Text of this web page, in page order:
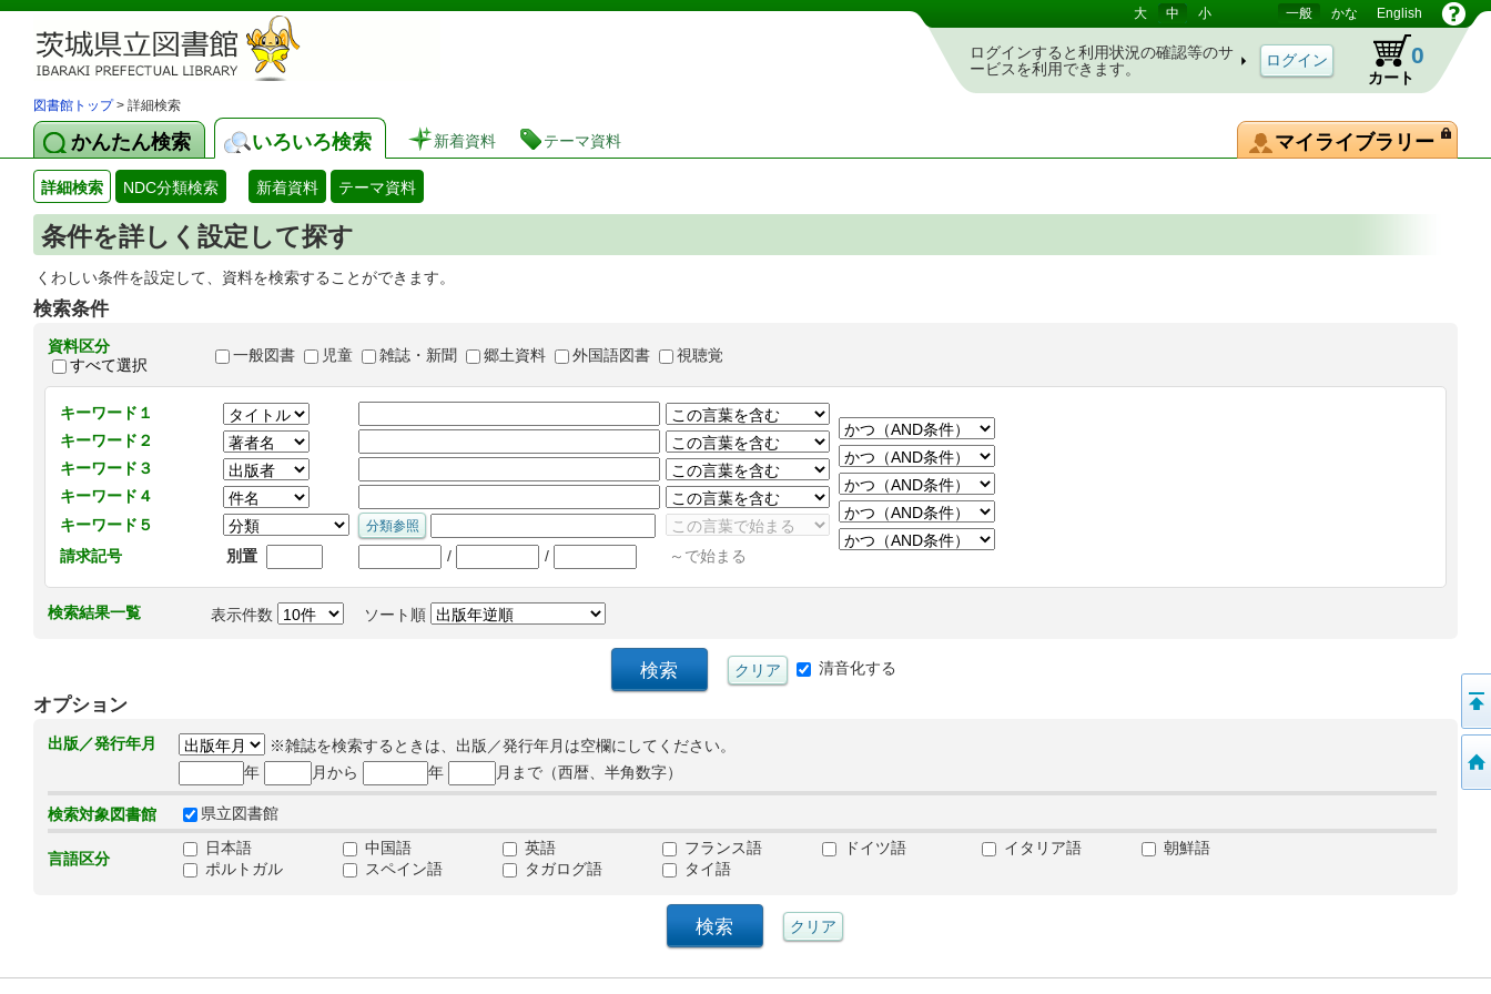
茨城県立図書館 蔵書検索・予約システム 大 中 小 一般 かな English
ログインすると利用状況の確認等のサ
ービスを利用できます。
カート
0
図書館トップ> 詳細検索
かんたん検索 いろいろ検索 新着資料 テーマ資料 マイライブラリー
詳細検索 NDC分類検索 新着資料 テーマ資料
条件を詳しく設定して探す
くわしい条件を設定して、資料を検索することができます。
検索条件
資料区分
すべて選択
一般図書 児童 雑誌・新聞 郷土資料 外国語図書 視聴覚
キーワード１
キーワード２
キーワード３
キーワード４
キーワード５
請求記号
別置 / / ～で始まる
検索結果一覧 表示件数 ソート順
清音化する
オプション
出版／発行年月
※雑誌を検索するときは、出版／発行年月は空欄にしてください。
年
月から 年 月まで（西暦、半角数字）
検索対象図書館 県立図書館
言語区分
日本語 中国語 英語 フランス語 ドイツ語 イタリア語
朝鮮語
ポルトガル
スペイン語 タガログ語 タイ語